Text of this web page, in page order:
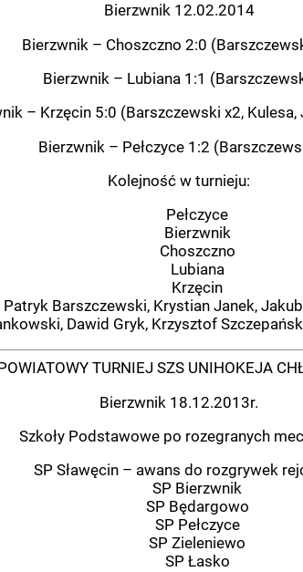
Bierzwnik 12.02.2014
Bierzwnik – Choszczno 2:0
Bierzwnik – Lubiana 1:1
– Krzęcin 5:0 (Barszczewski x2, Kulesa,
Bierzwnik – Pełczyce 1:2
Kolejność w turnieju:
Pełczyce
Bierzwnik
Choszczno
Lubiana
Krzęcin
Barszczewski, Krystian Janek,
Dawid Gryk, Krzysztof
TURNIEJ SZS UNIHOKEJA
Bierzwnik 18.12.2013r.
Szkoły Podstawowe po rozegranych
SP Sławęcin – awans do rozgrywek
SP Bierzwnik
SP Będargowo
SP Pełczyce
SP Zieleniewo
SP Łasko